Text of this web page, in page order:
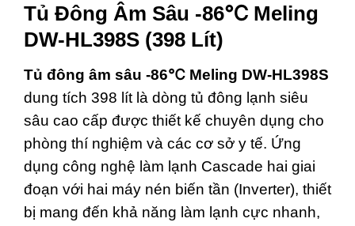
Tủ Đông Âm Sâu -86℃ Meling
DW-HL398S (398 Lít)
Tủ đông âm sâu -86℃ Meling DW-HL398S
dung tích 398 lít là dòng tủ đông lạnh siêu
sâu cao cấp được thiết kế chuyên dụng cho
phòng thí nghiệm và các cơ sở y tế. Ứng
dụng công nghệ làm lạnh Cascade hai giai
đoạn với hai máy nén biến tần (Inverter), thiết
bị mang đến khả năng làm lạnh cực nhanh,